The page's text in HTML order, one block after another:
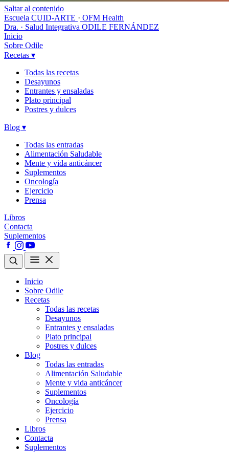
Saltar al contenido
Escuela CUID-ARTE · OFM Health
Dra. · Salud Integrativa ODILE FERNÁNDEZ
Inicio
Sobre Odile
Recetas ▾
Todas las recetas
Desayunos
Entrantes y ensaladas
Plato principal
Postres y dulces
Blog ▾
Todas las entradas
Alimentación Saludable
Mente y vida anticáncer
Suplementos
Oncología
Ejercicio
Prensa
Libros
Contacta
Suplementos
Inicio
Sobre Odile
Recetas
Todas las recetas
Desayunos
Entrantes y ensaladas
Plato principal
Postres y dulces
Blog
Todas las entradas
Alimentación Saludable
Mente y vida anticáncer
Suplementos
Oncología
Ejercicio
Prensa
Libros
Contacta
Suplementos